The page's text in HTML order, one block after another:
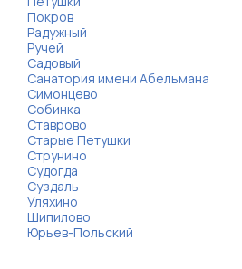
Покров
Радужный
Ручей
Садовый
Санатория имени Абельмана
Симонцево
Собинка
Ставрово
Старые Петушки
Струнино
Судогда
Суздаль
Уляхино
Шипилово
Юрьев-Польский